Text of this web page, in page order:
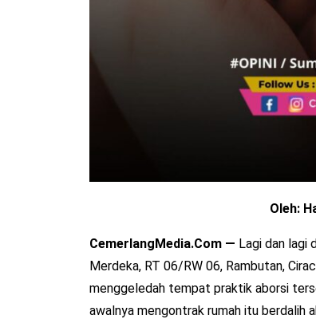
Oleh:
CemerlangMedia.Com — Lagi dan lagi
Merdeka, RT 06/RW 06, Rambutan,
menggeledah tempat praktik aborsi
awalnya mengontrak rumah itu berdalih